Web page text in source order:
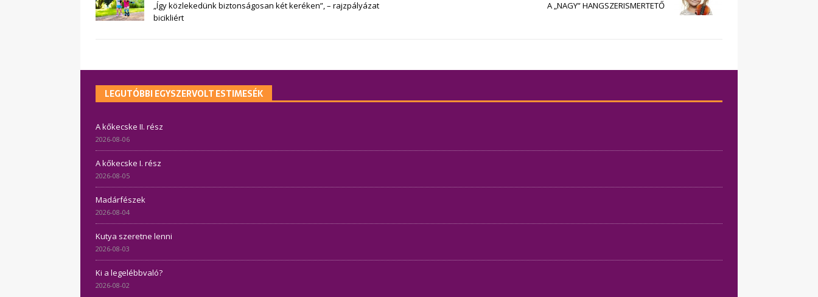
„Így közlekedünk biztonságosan két keréken”, – rajzpályázat
bicikliért
A „NAGY” HANGSZERISMERTETŐ
LEGUTÓBBI EGYSZERVOLT ESTIMESÉK
A kőkecske II. rész
2026-08-06
A kőkecske I. rész
2026-08-05
Madárfészek
2026-08-04
Kutya szeretne lenni
2026-08-03
Ki a legelébbvaló?
2026-08-02